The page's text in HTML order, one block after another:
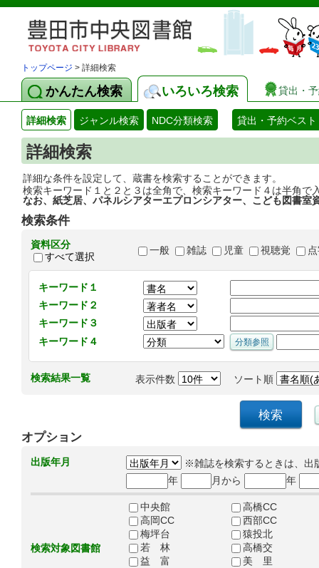
トップページ > 詳細検索
かんたん検索 いろいろ検索 貸出・
詳細検索 ジャンル検索 NDC分類検索 貸出・予約ベスト
詳細検索
詳細な条件を設定して、蔵書を検索することができます。
検索キーワード１と２と３は全角で、検索キーワード４は半角で
なお、紙芝居、パネルシアターエプロンシアター、こども図書室
検索条件
資料区分
すべて選択
一般 雑誌 児童 視聴覚
キーワード１
キーワード２
キーワード３
キーワード４
検索結果一覧 表示件数 ソート順
オプション
出版年月
※雑誌を検索するときは、出
年
月から 年
検索対象図書館
中央館
高橋CC
高岡CC
西部CC
梅坪台
猿投北
若 林
高橋交
益 富
美 里